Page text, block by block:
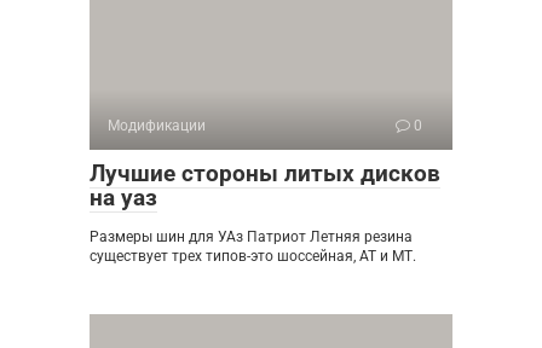
Модификации 0
Лучшие стороны литых дисков
на уаз
Размеры шин для УАз Патриот Летняя резина
существует трех типов-это шоссейная, АТ и МТ.